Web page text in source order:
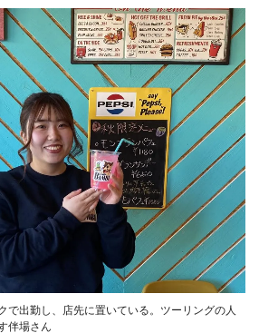
で出勤し、店先に置いている。ツーリングの人
伴場さん